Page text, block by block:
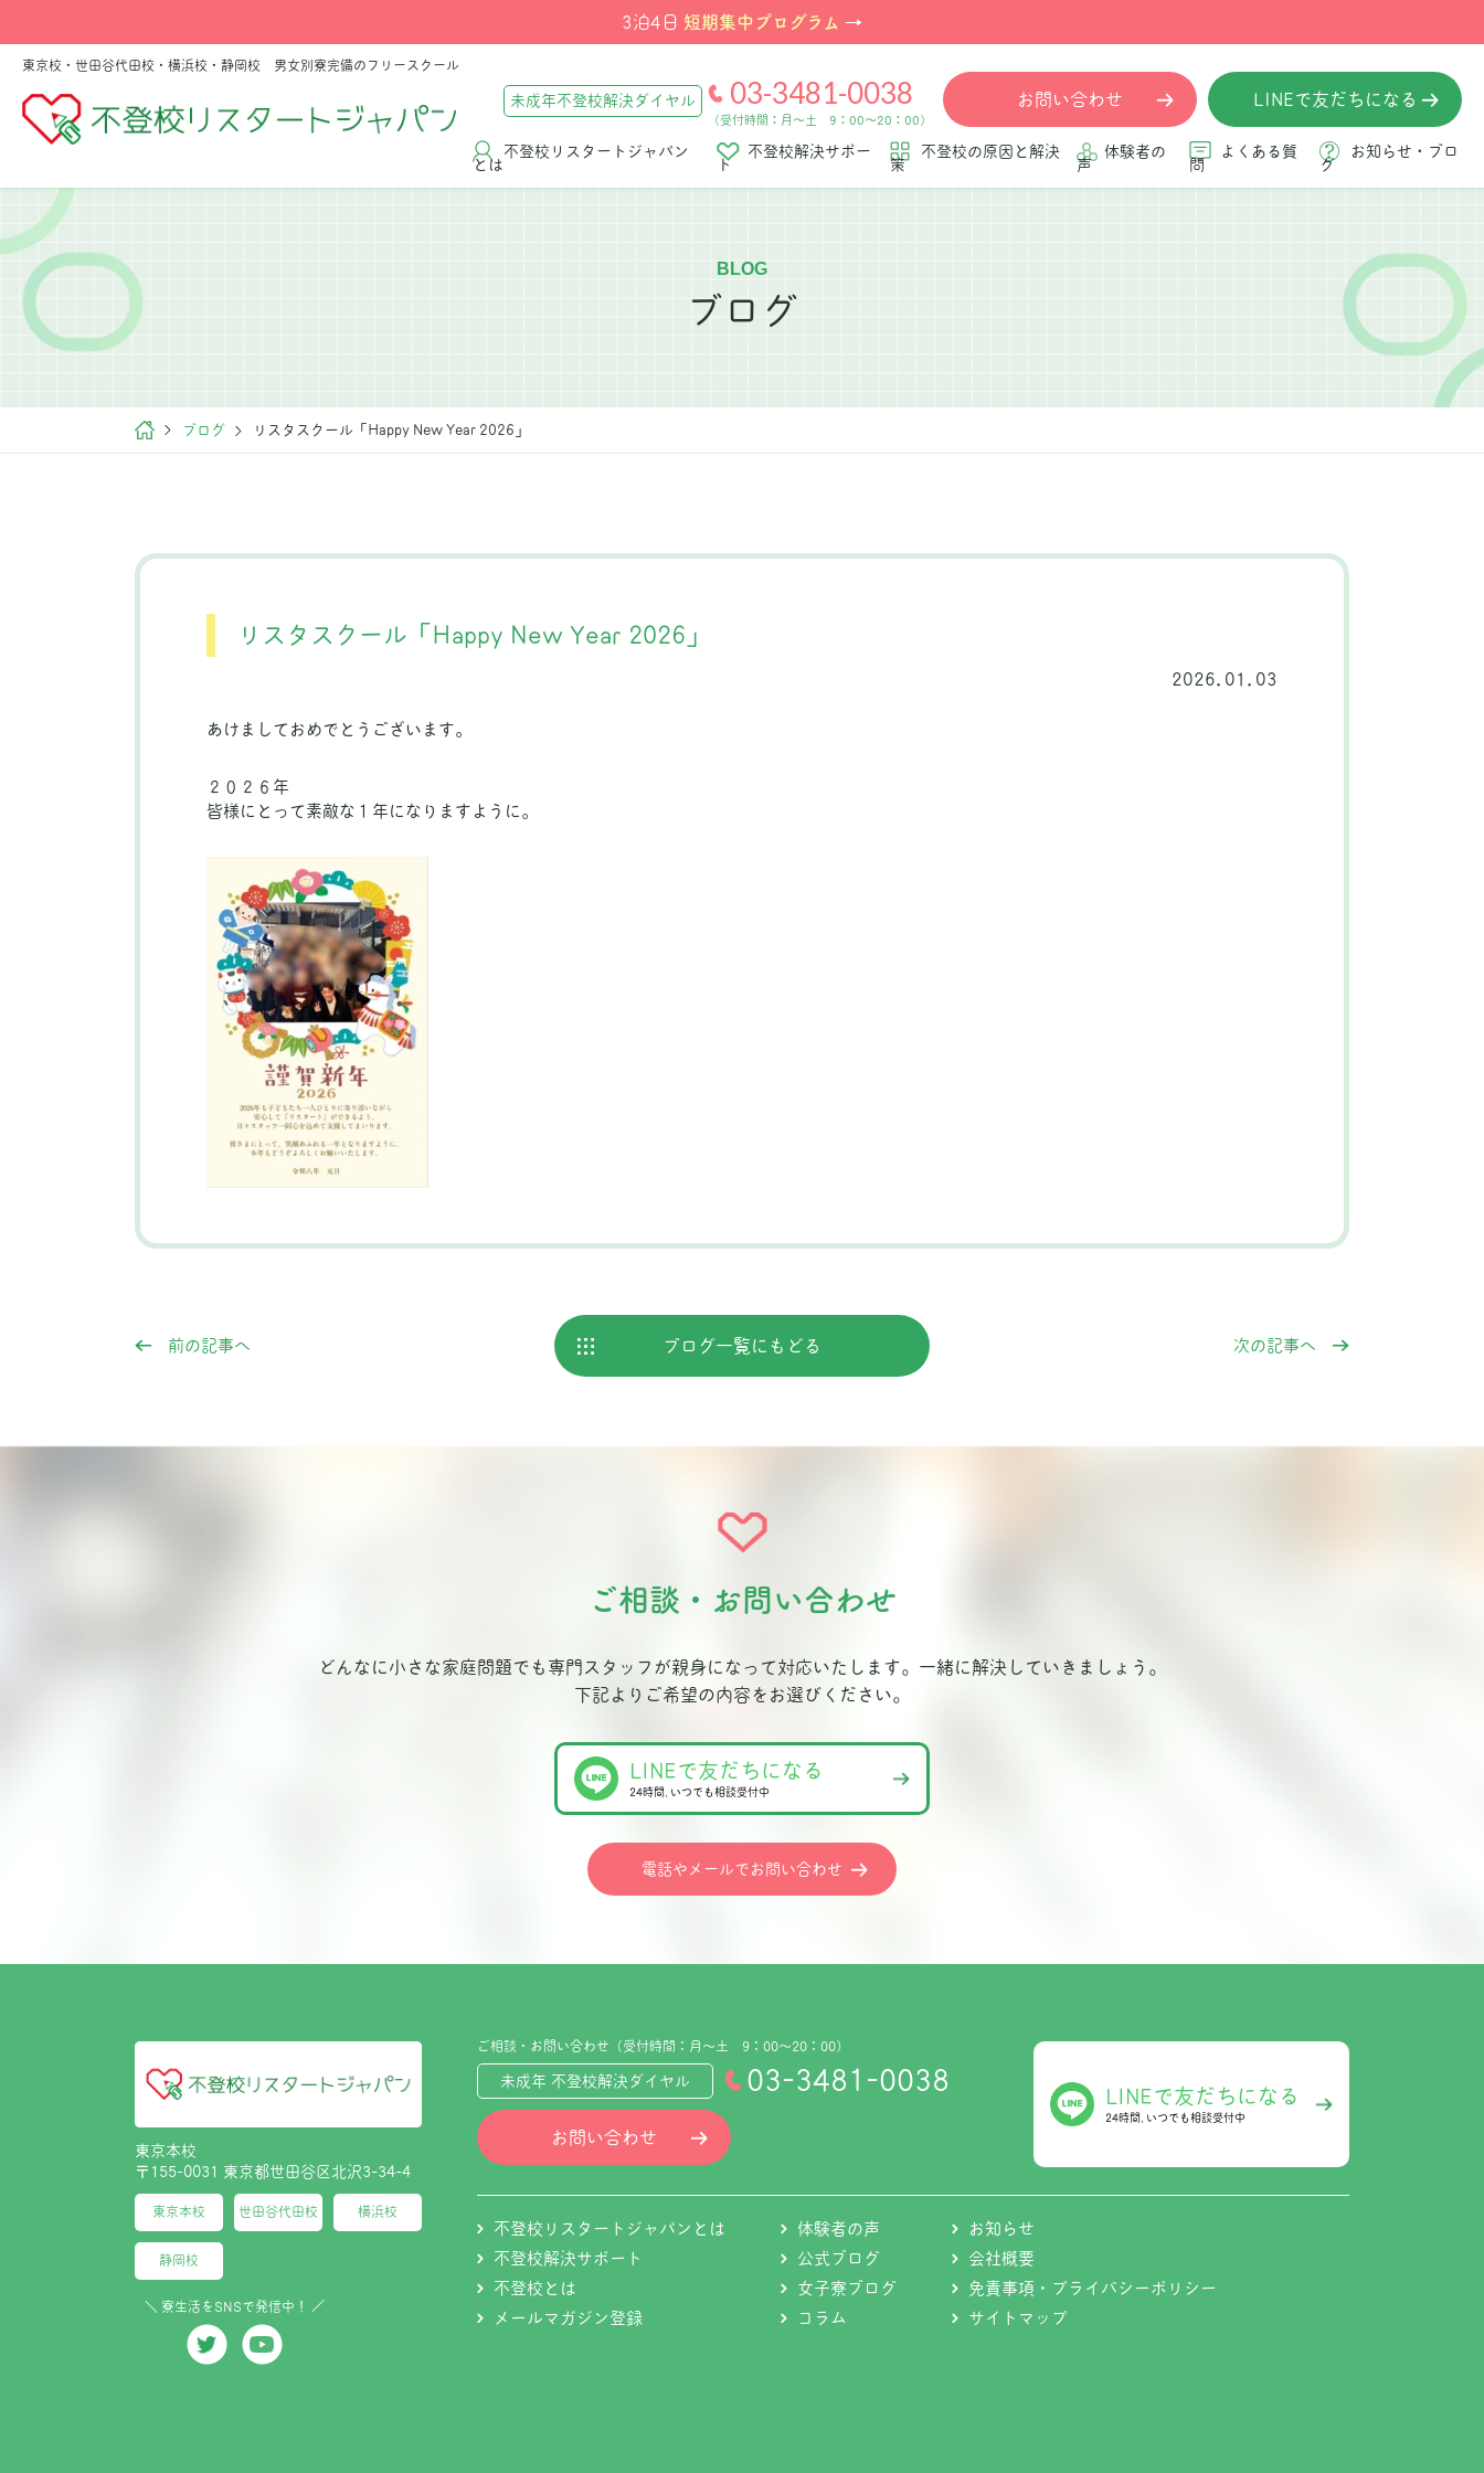
3泊4日 短期集中プログラム →
東京校・世田谷代田校・横浜校・静岡校 男女別寮完備のフリースクール
未成年不登校解決ダイヤル 03-3481-0038
（受付時間：月～土 9：00～20：00）
お問い合わせ LINEで友だちになる
不登校リスタートジャパン
とは
不登校解決サポー
ト
不登校の原因と解決
策
体験者の
声
よくある質
問
お知らせ・ブロ
グ
BLOG
ブログ
ブログ リスタスクール「Happy New Year 2026」
リスタスクール「Happy New Year 2026」
2026.01.03
あけましておめでとうございます。
２０２６年
皆様にとって素敵な１年になりますように。
前の記事へ ブログ一覧にもどる 次の記事へ
ご相談・お問い合わせ
どんなに小さな家庭問題でも専門スタッフが親身になって対応いたします。 一緒に解決していきましょう。
下記よりご希望の内容をお選びください。
LINEで友だちになる
24時間､いつでも相談受付中
電話やメールでお問い合わせ
東京本校
〒155-0031 東京都世田谷区北沢3-34-4
東京本校 世田谷代田校 横浜校
静岡校
＼ 寮生活をSNSで発信中！ ／
ご相談・お問い合わせ（受付時間：月～土 9：00～20：00）
未成年 不登校解決ダイヤル 03-3481-0038
お問い合わせ
LINEで友だちになる
24時間､いつでも相談受付中
不登校リスタートジャパンとは
不登校解決サポート
不登校とは
メールマガジン登録
体験者の声
公式ブログ
女子寮ブログ
コラム
お知らせ
会社概要
免責事項・プライバシーポリシー
サイトマップ